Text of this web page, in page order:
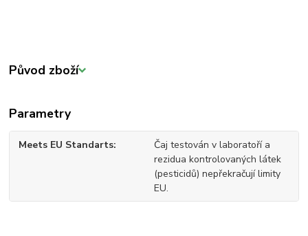
Původ zboží
Parametry
Meets EU Standarts
Čaj testován v laboratoří a
rezidua kontrolovaných látek
(pesticidů) nepřekračují limity
EU.